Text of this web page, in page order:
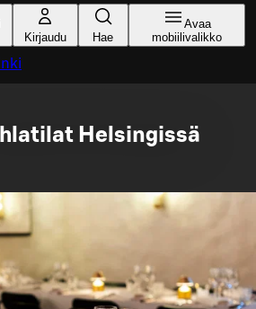
Kirjaudu Hae
Avaa
mobiilivalikko
Helsingissä